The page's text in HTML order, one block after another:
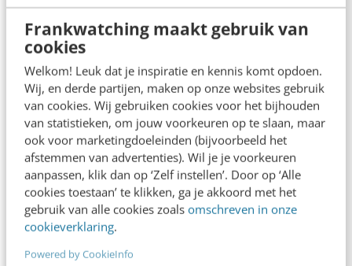
Frankwatching maakt gebruik van
cookies
Welkom! Leuk dat je inspiratie en kennis komt opdoen.
Wij, en derde partijen, maken op onze websites gebruik
van cookies. Wij gebruiken cookies voor het bijhouden
van statistieken, om jouw voorkeuren op te slaan, maar
ook voor marketingdoeleinden (bijvoorbeeld het
afstemmen van advertenties). Wil je je voorkeuren
aanpassen, klik dan op ‘Zelf instellen’. Door op ‘Alle
cookies toestaan’ te klikken, ga je akkoord met het
gebruik van alle cookies zoals omschreven in onze
cookieverklaring.
Powered by CookieInfo
Big Frame voor YouTubers. Zie voor meer info
deze slideshare: